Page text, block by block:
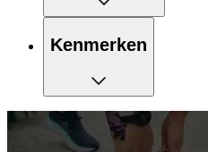
Kenmerken